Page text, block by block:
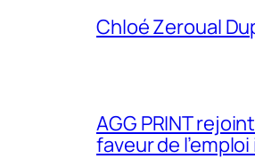
Chloé Zeroual
AGG PRINT
faveur de